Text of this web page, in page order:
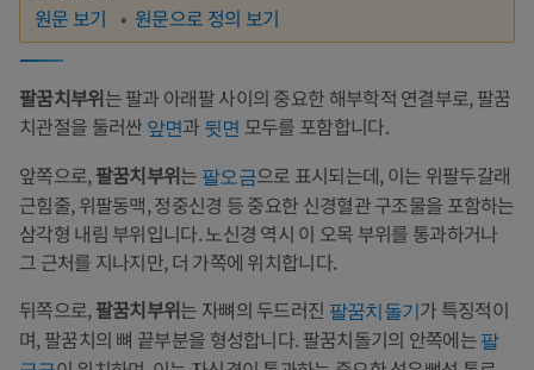
원문 보기 원문으로 정의 보기
팔꿈치부위는 팔과 아래팔 사이의 중요한 해부학적 연결부로, 팔꿈
치관절을 둘러싼 앞면과 뒷면 모두를 포함합니다.
앞쪽으로,팔꿈치부위는 팔오금으로 표시되는데, 이는 위팔두갈래
근힘줄, 위팔동맥, 정중신경 등 중요한 신경혈관 구조물을 포함하는
삼각형 내림 부위입니다. 노신경 역시 이 오목 부위를 통과하거나
그 근처를 지나지만, 더 가쪽에 위치합니다.
뒤쪽으로,팔꿈치부위는 자뼈의 두드러진 팔꿈치돌기가 특징적이
며, 팔꿈치의 뼈 끝부분을 형성합니다. 팔꿈치돌기의 안쪽에는팔